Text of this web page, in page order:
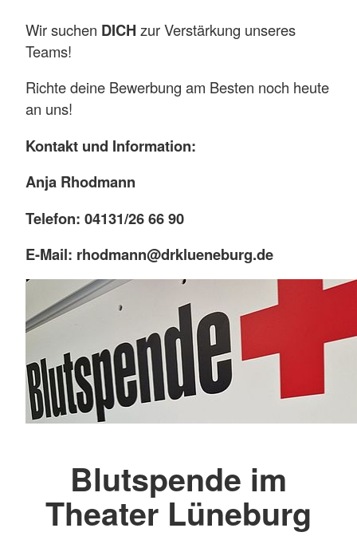
Wir suchen DICH zur Verstärkung unseres
Teams!
Richte deine Bewerbung am Besten noch heute
an uns!
Kontakt und Information:
Anja Rhodmann
Telefon: 04131/26 66 90
E-Mail: rhodmann@drklueneburg.de
Blutspende im
Theater Lüneburg